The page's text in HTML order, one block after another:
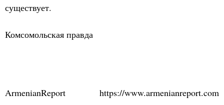
существует.
Комсомольская правда
ArmenianReport https://www.armenianreport.com